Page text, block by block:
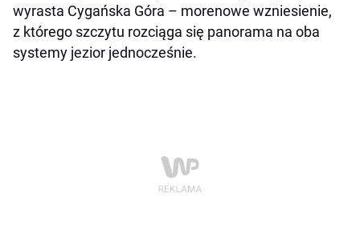
wyrasta Cygańska Góra – morenowe wzniesienie,
z którego szczytu rozciąga się panorama na oba
systemy jezior jednocześnie.